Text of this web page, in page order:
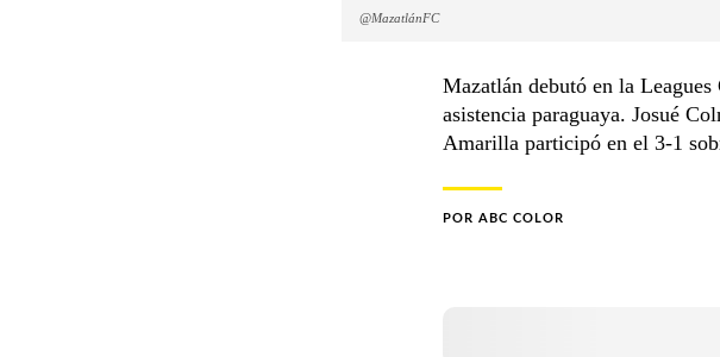
@MazatlánFC
Mazatlán debutó en la
asistencia paraguaya. Josué
Amarilla participó en el 3-1
POR ABC COLOR